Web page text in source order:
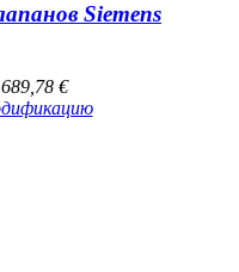
Siemens
689,78 €